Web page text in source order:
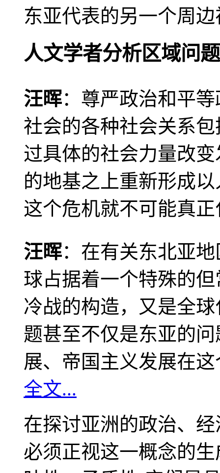
东亚代表的另一个周
人文学者分析区域问题
汪晖：尊严政治和平
社会的各种社会关系
过具体的社会力量改
的地基之上重新形成
这个危机就不可能真
汪晖：在有关东北亚
球占据着一个特殊的
冷战的构造，又是全
题甚至不仅是东亚的
展、帝国主义发展在
全文...
在探讨亚洲的政治、
必须正视这一概念的